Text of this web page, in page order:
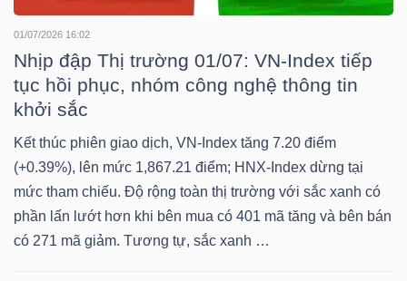
01/07/2026 16:02
Nhịp đập Thị trường 01/07: VN-Index tiếp
tục hồi phục, nhóm công nghệ thông tin
khởi sắc
Kết thúc phiên giao dịch, VN-Index tăng 7.20 điểm
(+0.39%), lên mức 1,867.21 điểm; HNX-Index dừng tại
mức tham chiếu. Độ rộng toàn thị trường với sắc xanh có
phần lấn lướt hơn khi bên mua có 401 mã tăng và bên bán
có 271 mã giảm. Tương tự, sắc xanh …
CHĂM
SÓC